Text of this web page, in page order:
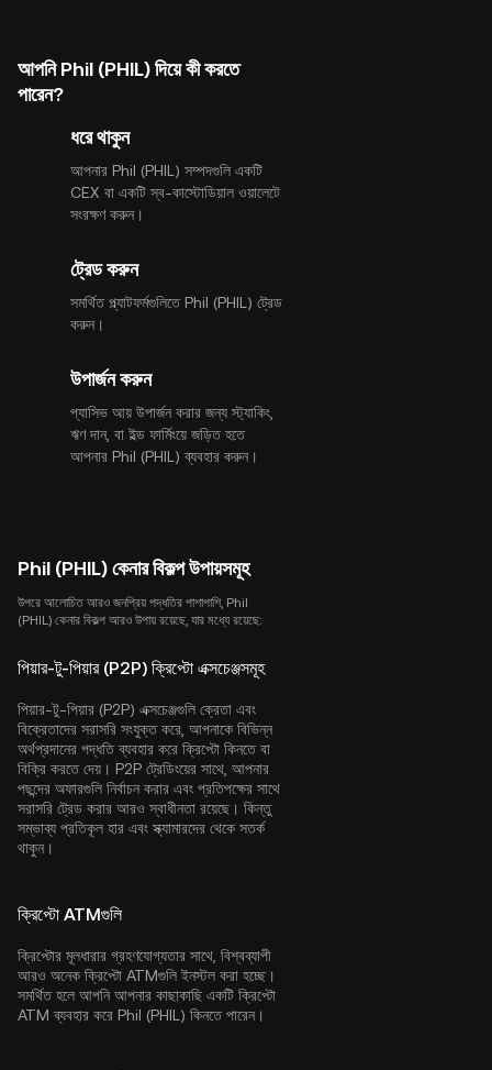
আপনি Phil (PHIL) দিয়ে কী করতে
পারেন?
ধরে থাকুন
আপনার Phil (PHIL) সম্পদগুলি একটি
CEX বা একটি স্ব-কাস্টোডিয়াল ওয়ালেটে
সংরক্ষণ করুন।
ট্রেড করুন
সমর্থিত প্ল্যাটফর্মগুলিতে Phil (PHIL) ট্রেড
করুন।
উপার্জন করুন
প্যাসিভ আয় উপার্জন করার জন্য স্ট্যাকিং,
ঋণ দান, বা ইল্ড ফার্মিংয়ে জড়িত হতে
আপনার Phil (PHIL) ব্যবহার করুন।
Phil (PHIL) কেনার বিকল্প উপায়সমূহ
উপরে আলোচিত আরও জনপ্রিয় পদ্ধতির পাশাপাশি, Phil
(PHIL) কেনার বিকল্প আরও উপায় রয়েছে, যার মধ্যে রয়েছে:
পিয়ার-টু-পিয়ার (P2P) ক্রিপ্টো এক্সচেঞ্জসমূহ
পিয়ার-টু-পিয়ার (P2P) এক্সচেঞ্জগুলি ক্রেতা এবং
বিক্রেতাদের সরাসরি সংযুক্ত করে, আপনাকে বিভিন্ন
অর্থপ্রদানের পদ্ধতি ব্যবহার করে ক্রিপ্টো কিনতে বা
বিক্রি করতে দেয়। P2P ট্রেডিংয়ের সাথে, আপনার
পছন্দের অফারগুলি নির্বাচন করার এবং প্রতিপক্ষের সাথে
সরাসরি ট্রেড করার আরও স্বাধীনতা রয়েছে। কিন্তু
সম্ভাব্য প্রতিকূল হার এবং স্ক্যামারদের থেকে সতর্ক
থাকুন।
ক্রিপ্টো ATMগুলি
ক্রিপ্টোর মূলধারার গ্রহণযোগ্যতার সাথে, বিশ্বব্যাপী
আরও অনেক ক্রিপ্টো ATMগুলি ইনস্টল করা হচ্ছে।
সমর্থিত হলে আপনি আপনার কাছাকাছি একটি ক্রিপ্টো
ATM ব্যবহার করে Phil (PHIL) কিনতে পারেন।